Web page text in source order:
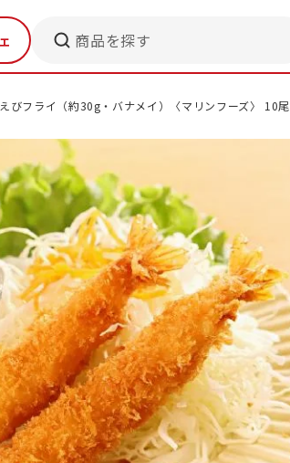
商品を探す
えびフライ（約30g・バナメイ）〈マリンフーズ〉 10尾